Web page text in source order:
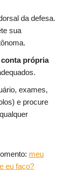
da defesa.
sua
própria
exames,
e procure
meu
eu faço?